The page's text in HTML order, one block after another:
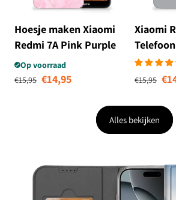
Hoesje maken Xiaomi
Redmi 7A Pink Purple
Paint
Op voorraad
Normale prijs
€15,95 Aanbiedingsprijs
€14,95
Xiaomi
Naam
Normale prijs
€15,95
Alles bekijken